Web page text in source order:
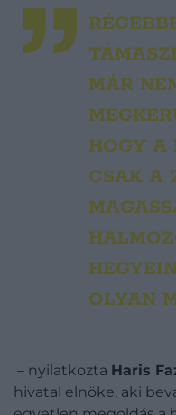
MÁR
HOGY A
CSAK A
OLYAN
– nyilatkozta Haris
hivatal elnöke, aki